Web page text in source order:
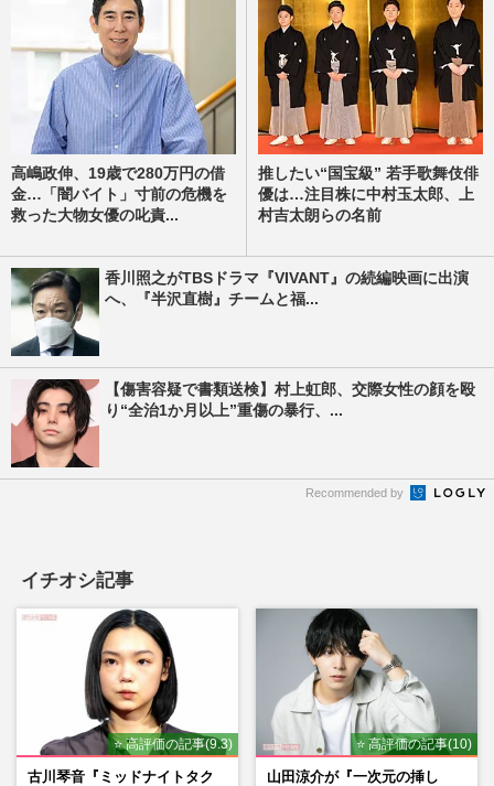
高嶋政伸、19歳で280万円の借
金…「闇バイト」寸前の危機を
救った大物女優の叱責...
推したい“国宝級” 若手歌舞伎俳
優は…注目株に中村玉太郎、上
村吉太朗らの名前
香川照之がTBSドラマ『VIVANT』の続編映画に出演
へ、『半沢直樹』チームと福...
【傷害容疑で書類送検】村上虹郎、交際女性の顔を殴
り“全治1か月以上”重傷の暴行、...
Recommended by
イチオシ記事
⭐ 高評価の記事(9.3)
古川琴音『ミッドナイトタク
⭐ 高評価の記事(10)
山田涼介が『一次元の挿し